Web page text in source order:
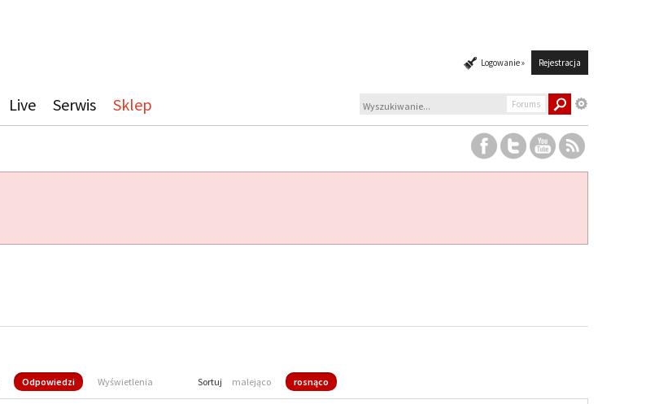
Logowanie » Rejestracja
Live Serwis Sklep Forums
Odpowiedzi Wyświetlenia Sortuj malejąco rosnąco